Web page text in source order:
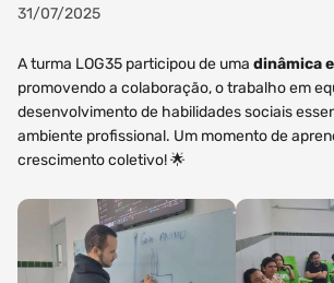
31/07/2025
A turma LOG35 participou de uma dinâmica
promovendo a colaboração, o trabalho em
desenvolvimento de habilidades sociais
ambiente profissional. Um momento de
crescimento coletivo! 🌟